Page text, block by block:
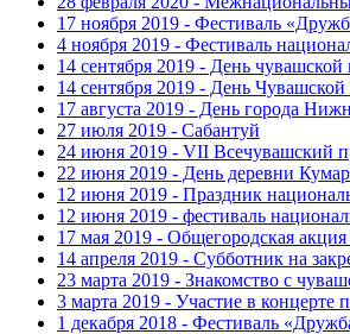
17 ноября 2019 - Фестиваль
4 ноября 2019 - Фестиваль
14 сентября 2019 - День
14 сентября 2019 - День
17 августа 2019 - День города
27 июля 2019 - Сабантуй
24 июня 2019 - VII Всечувашский
22 июня 2019 - День деревни
12 июня 2019 - Праздник
12 июня 2019 - фестиваль
17 мая 2019 - Общегородская
14 апреля 2019 - Субботник на
23 марта 2019 - Знакомство с
3 марта 2019 - Участие в концерте
1 декабря 2018 - Фестиваль